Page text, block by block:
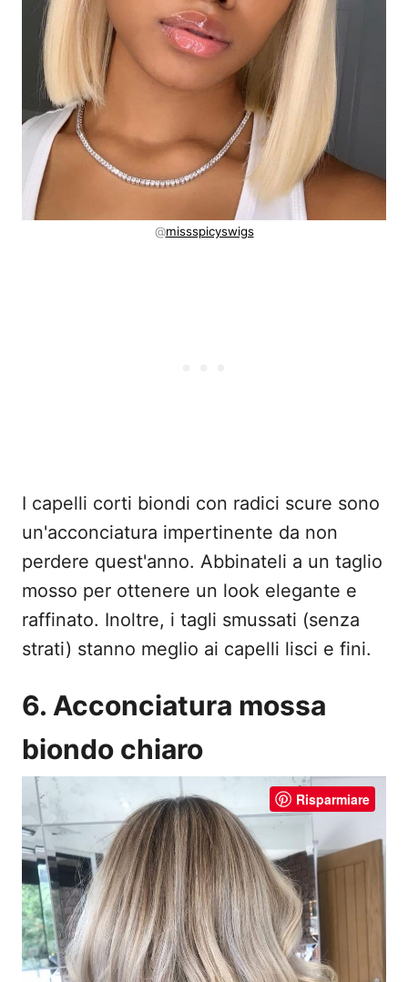
@missspicyswigs
I capelli corti biondi con radici scure sono
un'acconciatura impertinente da non
perdere quest'anno. Abbinateli a un taglio
mosso per ottenere un look elegante e
raffinato. Inoltre, i tagli smussati (senza
strati) stanno meglio ai capelli lisci e fini.
6. Acconciatura mossa
biondo chiaro
Risparmiare